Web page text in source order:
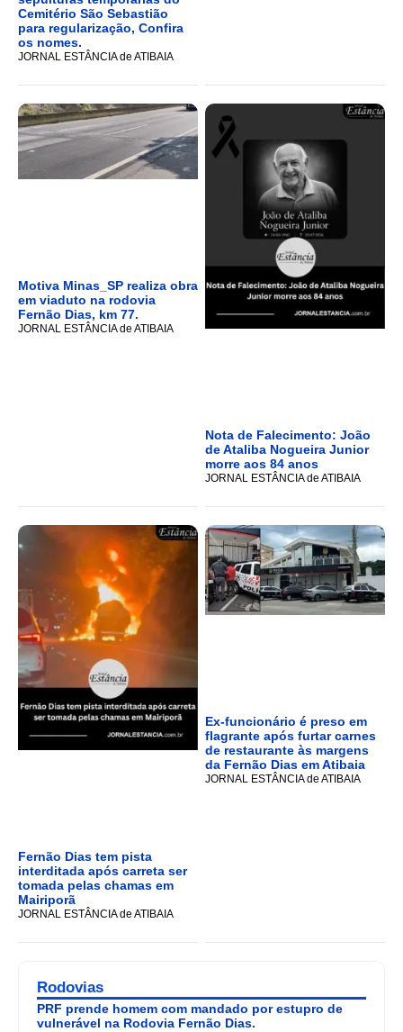
Cemitério São Sebastião
para regularização, Confira
os nomes.
JORNAL ESTÂNCIA de ATIBAIA
Motiva Minas_SP realiza obra
em viaduto na rodovia
Fernão Dias, km 77.
JORNAL ESTÂNCIA de ATIBAIA
Nota de Falecimento: João
de Ataliba Nogueira Junior
morre aos 84 anos
JORNAL ESTÂNCIA de ATIBAIA
Fernão Dias tem pista
interditada após carreta ser
tomada pelas chamas em
Mairiporã
JORNAL ESTÂNCIA de ATIBAIA
Ex-funcionário é preso em
flagrante após furtar carnes
de restaurante às margens
da Fernão Dias em Atibaia
JORNAL ESTÂNCIA de ATIBAIA
Rodovias
PRF prende homem com mandado por estupro de
vulnerável na Rodovia Fernão Dias.